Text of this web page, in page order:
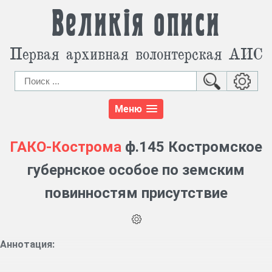
Великія описи
Первая архивная волонтерская АИС
Меню
ГАКО-Кострома ф.145 Костромское
губернское особое по земским
повинностям присутствие
Аннотация: